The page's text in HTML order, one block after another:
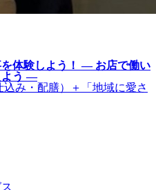
を体験しよう！ ― お店で働い
よう ―
込み・配膳）＋「地域に愛さ